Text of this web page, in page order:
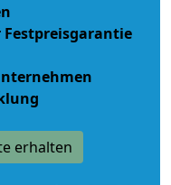
erhalten